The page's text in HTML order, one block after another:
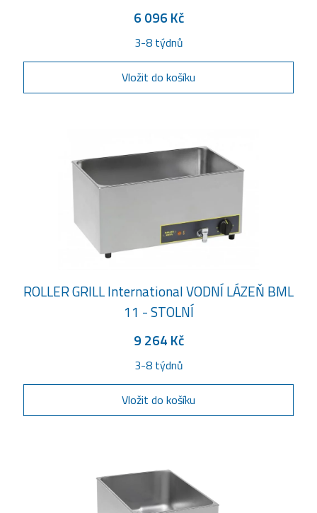
6 096 Kč
3-8 týdnů
Vložit do košíku
ROLLER GRILL International VODNÍ LÁZEŇ BML
11 - STOLNÍ
9 264 Kč
3-8 týdnů
Vložit do košíku